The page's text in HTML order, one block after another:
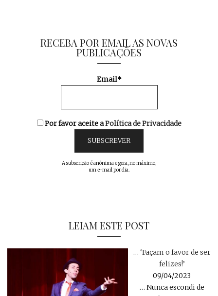
RECEBA POR EMAIL AS NOVAS
PUBLICAÇÕES
Email*
Por favor aceite aPolítica de Privacidade
A subscrição é anónima e gera, no máximo,
um e-mail por dia.
LEIAM ESTE POST
… ‘Façam o favor de ser
felizes!’
09/04/2023
… Nunca escondi de